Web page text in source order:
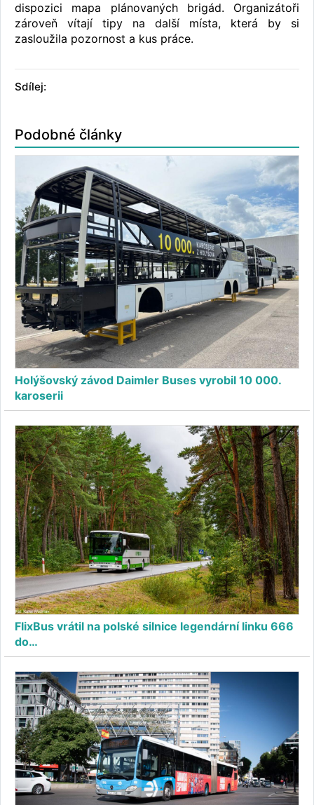
dispozici mapa plánovaných brigád. Organizátoři
zároveň vítají tipy na další místa, která by si
zasloužila pozornost a kus práce.
Sdílej:
Podobné články
Holýšovský závod Daimler Buses vyrobil 10 000.
karoserii
FlixBus vrátil na polské silnice legendární linku 666
do…